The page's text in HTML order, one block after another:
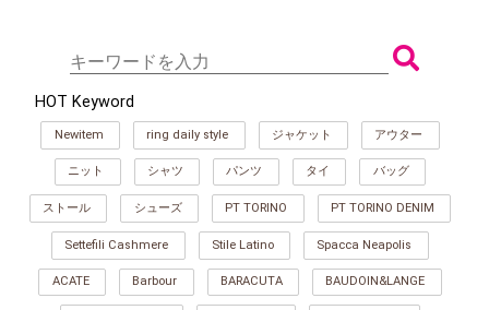
HOT Keyword
Newitem ring daily style ジャケット アウター
ニット シャツ パンツ タイ バッグ
ストール シューズ PT TORINO PT TORINO DENIM
Settefili Cashmere Stile Latino Spacca Neapolis
ACATE Barbour BARACUTA BAUDOIN&LANGE